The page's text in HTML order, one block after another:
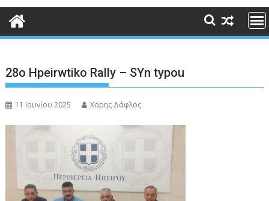
28o Hpeirwtiko Rally – SYn typou
11 Ιουνίου 2025 Χάρης Δάφλος